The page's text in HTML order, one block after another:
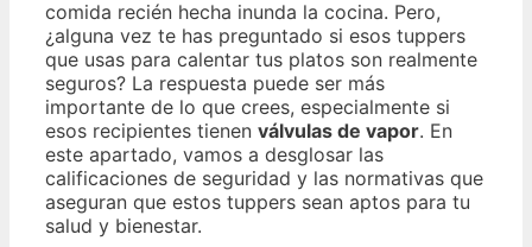
comida recién hecha inunda la cocina. Pero,
¿alguna vez te has preguntado si esos tuppers
que usas para calentar tus platos son realmente
seguros? La respuesta puede ser más
importante de lo que crees, especialmente si
esos recipientes tienen válvulas de vapor. En
este apartado, vamos a desglosar las
calificaciones de seguridad y las normativas que
aseguran que estos tuppers sean aptos para tu
salud y bienestar.